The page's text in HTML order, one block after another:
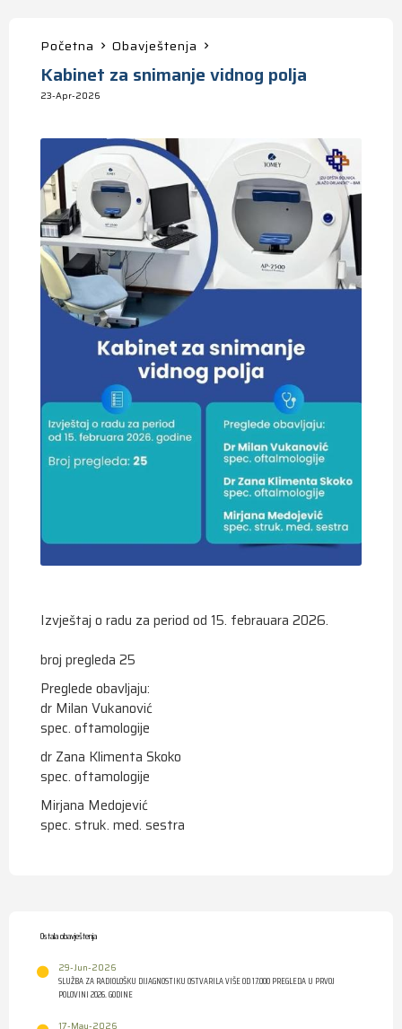
Početna Obavještenja
Kabinet za snimanje vidnog polja
23-Apr-2026
Izvještaj o radu za period od 15. febrauara 2026.
broj pregleda 25
Preglede obavljaju:
dr Milan Vukanović
spec. oftamologije
dr Zana Klimenta Skoko
spec. oftamologije
Mirjana Medojević
spec. struk. med. sestra
Ostala obavještenja
29-Jun-2026
SLUŽBA ZA RADIOLOŠKU DIJAGNOSTIKU OSTVARILA VIŠE OD 17.000 PREGLEDA U PRVOJ
POLOVINI 2026. GODINE
17-May-2026